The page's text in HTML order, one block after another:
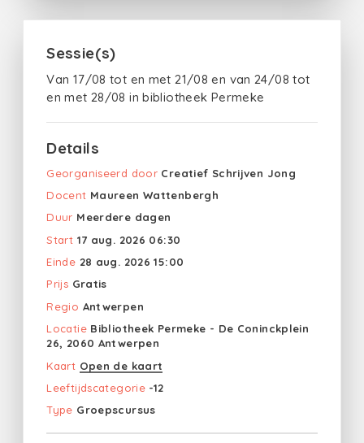
Sessie(s)
Van 17/08 tot en met 21/08 en van 24/08 tot
en met 28/08 in bibliotheek Permeke
Details
Georganiseerd door Creatief Schrijven Jong
Docent Maureen Wattenbergh
Duur Meerdere dagen
Start 17 aug. 2026 06:30
Einde 28 aug. 2026 15:00
Prijs Gratis
Regio Antwerpen
Locatie Bibliotheek Permeke - De Coninckplein
26, 2060 Antwerpen
Kaart Open de kaart
Leeftijdscategorie -12
Type Groepscursus